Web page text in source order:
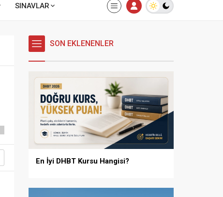
SINAVLAR
SON EKLENENLER
En İyi DHBT Kursu Hangisi?